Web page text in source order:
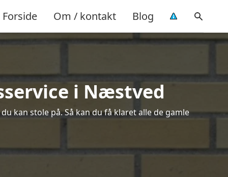
Forside Om / kontakt Blog
i Næstved
kan stole på. Så kan du få klaret alle de gamle